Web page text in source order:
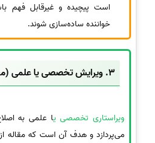
است پیچیده و غیرقابل فهم
خواننده ساده‌سازی شوند.
3. ویرایش تخصصی یا علمی
ویراستاری تخصصی یا علمی به
می‌پردازد و هدف آن است که مقاله